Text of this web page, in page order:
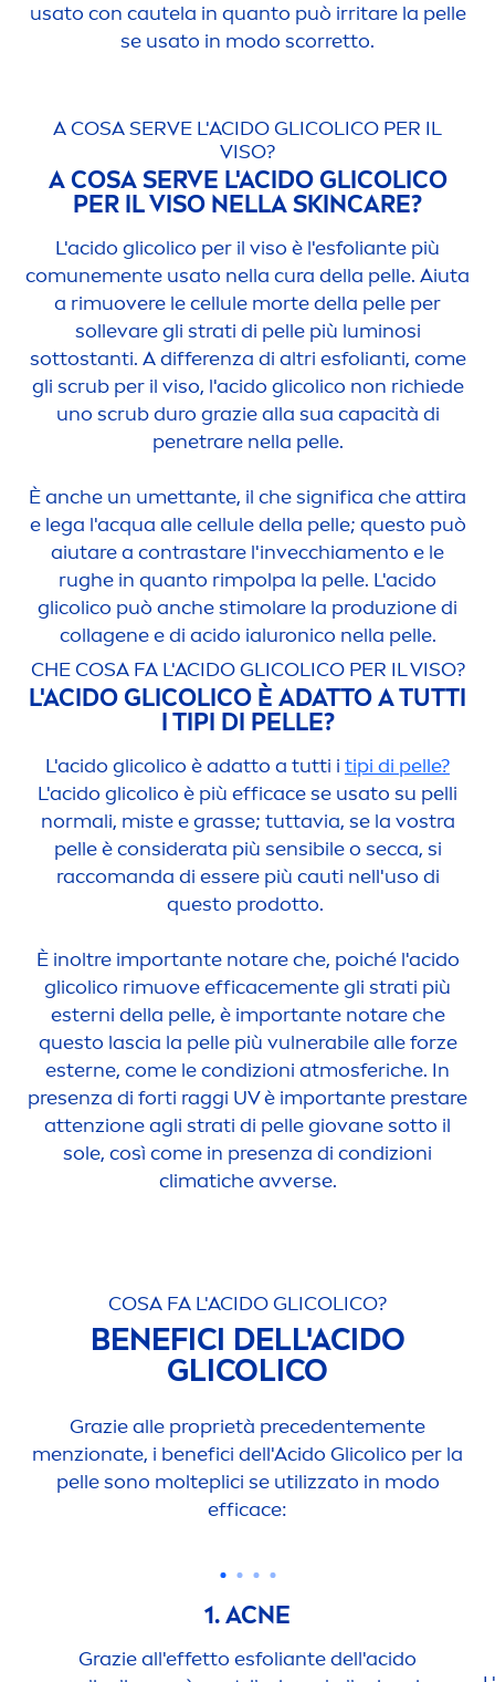
usato con cautela in quanto può irritare la pelle
se usato in modo scorretto.
A COSA SERVE L'ACIDO GLICOLICO PER IL
VISO?
A COSA SERVE L'ACIDO GLICOLICO
PER IL VISO NELLASKINCARE?
L'acido glicolico per il viso è l'esfoliante più
comunemente usato nella cura della pelle. Aiuta
a rimuovere le cellule morte della pelle per
sollevare gli strati di pelle più luminosi
sottostanti. A differenza di altri esfolianti, come
gli scrub per il viso, l'acido glicolico non richiede
uno scrub duro grazie alla sua capacità di
penetrare nella pelle.
È anche un umettante, il che significa che attira
e lega l'acqua alle cellule della pelle; questo può
aiutare a contrastare l'invecchiamento e le
rughe in quanto rimpolpa la pelle. L'acido
glicolico può anche stimolare la produzione di
collagene e di acido ialuronico nella pelle.
CHE COSA FA L'ACIDO GLICOLICO PER IL VISO?
L'ACIDO GLICOLICO È ADATTO A TUTTI
I TIPI DI PELLE?
L'acido glicolico è adatto a tutti i tipi di pelle?
L'acido glicolico è più efficace se usato su pelli
normali, miste e grasse; tuttavia, se la vostra
pelle è considerata più sensibile o secca, si
raccomanda di essere più cauti nell'uso di
questo prodotto.
È inoltre importante notare che, poiché l'acido
glicolico rimuove efficacemente gli strati più
esterni della pelle, è importante notare che
questo lascia la pelle più vulnerabile alle forze
esterne, come le condizioni atmosferiche. In
presenza di forti raggi UV è importante prestare
attenzione agli strati di pelle giovane sotto il
sole, così come in presenza di condizioni
climatiche avverse.
COSA FA L'ACIDO GLICOLICO?
BENEFICI DELL'ACIDO
GLICOLICO
Grazie alle proprietà precedentemente
menzionate, i benefici dell'Acido Glicolico per la
pelle sono molteplici se utilizzato in modo
efficace:
1. ACNE
Grazie all'effetto esfoliante dell'acido